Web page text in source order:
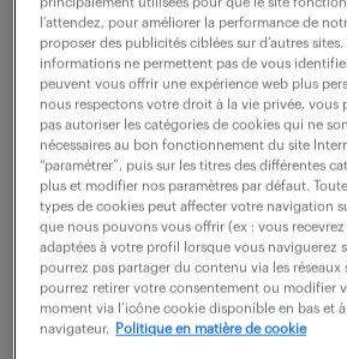
Ce poste, basé à TOULOUSE est à
cadre d'une mission d'une durée
de la Discipline Antennes
rôle stratégique dans la
voir l'offre
principalement utilisées pour que le site
l’attendez, pour améliorer la performance de
proposer des publicités ciblées sur d’autres sites.
informations ne permettent pas de vous
peuvent vous offrir une expérience web plus
nous respectons votre droit à la vie privée, vous
pas autoriser les catégories de cookies qui ne
nécessaires au bon fonctionnement du site
“paramétrer”, puis sur les titres des différentes
plus et modifier nos paramètres par défaut.
types de cookies peut affecter votre navigation
que nous pouvons vous offrir (ex : vous
adaptées à votre profil lorsque vous naviguerez
pourrez pas partager du contenu via les réseaux
pourrez retirer votre consentement ou modifier
moment via l’icône cookie disponible en bas et
navigateur.
Politique en matière de cookie